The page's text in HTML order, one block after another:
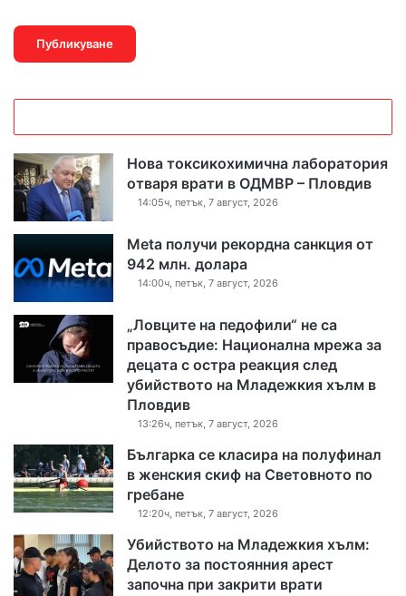
Нова токсикохимична лаборатория
отваря врати в ОДМВР – Пловдив
14:05ч, петък, 7 август, 2026
Meta получи рекордна санкция от
942 млн. долара
14:00ч, петък, 7 август, 2026
„Ловците на педофили“ не са
правосъдие: Национална мрежа за
децата с остра реакция след
убийството на Младежкия хълм в
Пловдив
13:26ч, петък, 7 август, 2026
Българка се класира на полуфинал
в женския скиф на Световното по
гребане
12:20ч, петък, 7 август, 2026
Убийството на Младежкия хълм:
Делото за постоянния арест
започна при закрити врати